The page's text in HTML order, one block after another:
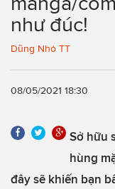
như đúc!
Dũng Nhỏ TT
08/05/2021 18:30
Sở hữu
hùng
đây sẽ khiến bạn